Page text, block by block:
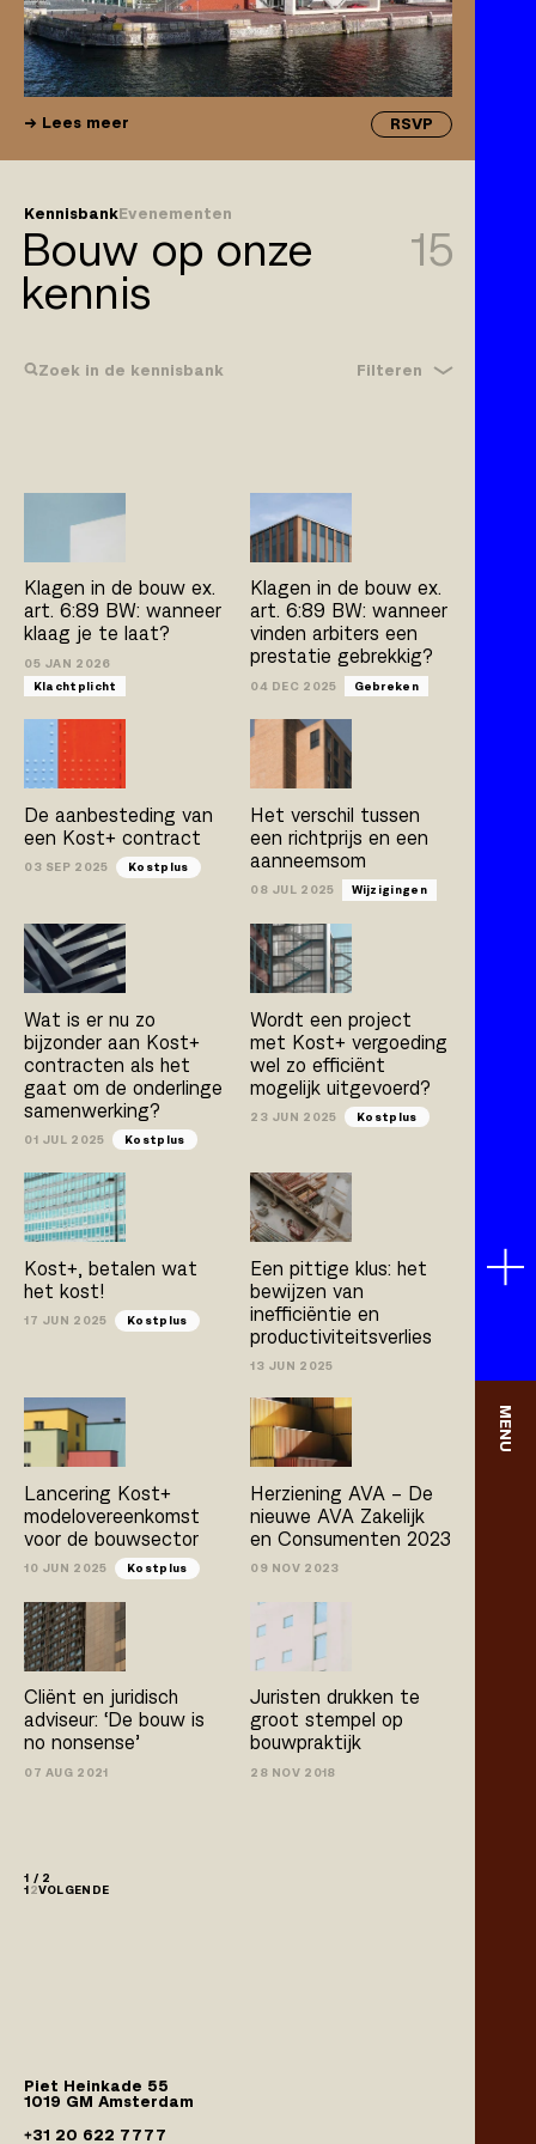
MENU
Lees meer RSVP
KennisbankEvenementen
Bouw op onze
kennis
15
Zoek in de kennisbank Filteren
GebrekenKlachtplicht Wijzigingen
KostplusUAV-GC 2005
ArtikelBoek
Arno Jacobs
Bert van der Zijpp
Hamza Atas
Klagen in de bouw ex.
art. 6:89 BW: wanneer
klaag je te laat?
05 JAN 2026
Klachtplicht
Klagen in de bouw ex.
art. 6:89 BW: wanneer
vinden arbiters een
prestatie gebrekkig?
04 DEC 2025 Gebreken
De aanbesteding van
een Kost+ contract
03 SEP 2025 Kostplus
Het verschil tussen
een richtprijs en een
aanneemsom
08 JUL 2025 Wijzigingen
Wat is er nu zo
bijzonder aan Kost+
contracten als het
gaat om de onderlinge
samenwerking?
01 JUL 2025 Kostplus
Wordt een project
met Kost+ vergoeding
wel zo efficiënt
mogelijk uitgevoerd?
23 JUN 2025 Kostplus
Kost+, betalen wat
het kost!
17 JUN 2025 Kostplus
Een pittige klus: het
bewijzen van
inefficiëntie en
productiviteitsverlies
13 JUN 2025
Lancering Kost+
modelovereenkomst
voor de bouwsector
10 JUN 2025 Kostplus
Herziening AVA – De
nieuwe AVA Zakelijk
en Consumenten 2023
09 NOV 2023
Cliënt en juridisch
adviseur: ‘De bouw is
no­ nonsense’
07 AUG 2021
Juristen drukken te
groot stempel op
bouwpraktijk
28 NOV 2018
1 / 2
12VOLGENDE
Piet Heinkade 55
1019 GM Amsterdam
+31 20 622 7777